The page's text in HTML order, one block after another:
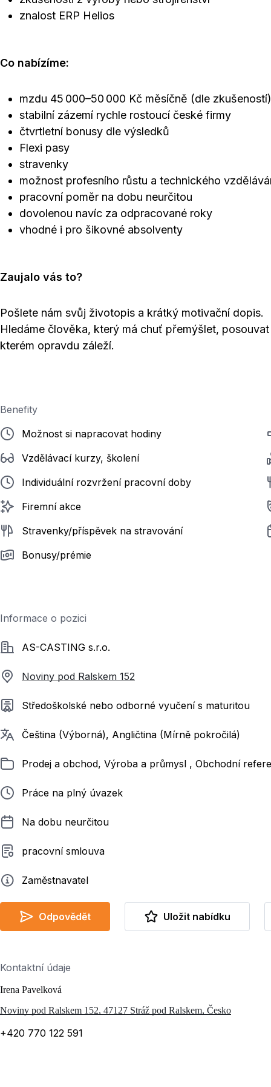
znalost ERP Helios
Co nabízíme:
mzdu 45 000–50 000 Kč měsíčně (dle zkušeností)
stabilní zázemí rychle rostoucí české firmy
čtvrtletní bonusy dle výsledků
Flexi pasy
stravenky
možnost profesního růstu a technického
pracovní poměr na dobu neurčitou
dovolenou navíc za odpracované roky
vhodné i pro šikovné absolventy
Zaujalo vás to?
Pošlete nám svůj životopis a krátký motivační dopis.
Hledáme člověka, který má chuť přemýšlet,
kterém opravdu záleží.
Benefity
Možnost si napracovat hodiny
Vzdělávací kurzy, školení
Individuální rozvržení pracovní doby
Firemní akce
Stravenky/příspěvek na stravování
Bonusy/prémie
Informace o pozici
SpolečnostAS-CASTING s.r.o.
Noviny pod Ralskem 152
Požadované vzdělání
Středoškolské nebo odborné vyučení s maturitou
Požadované jazyky
Čeština (Výborná), Angličtina (Mírně pokročilá)
ZařazenoProdej a obchod, Výroba a průmysl , Obchodní
Typ pracovního poměru
Práce na plný úvazek
Délka pracovního poměru
Na dobu neurčitou
Typ smluvního vztahu
pracovní smlouva
ZadavatelZaměstnavatel
Odpovědět Uložit nabídku
Kontaktní údaje
Irena Pavelková
Noviny pod Ralskem 152, 47127 Stráž pod Ralskem, Česko
+420 770 122 591